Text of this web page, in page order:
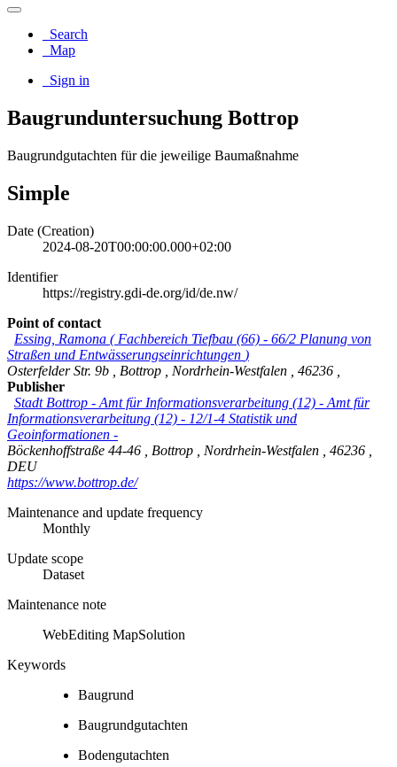
Search
Map
Sign in
Baugrunduntersuchung Bottrop
Baugrundgutachten für die jeweilige Baumaßnahme
Simple
Date (Creation)
2024-08-20T00:00:00.000+02:00
Identifier
https://registry.gdi-de.org/id/de.nw/
Point of contact
Essing, Ramona ( Fachbereich Tiefbau (66) - 66/2 Planung von
Straßen und Entwässerungseinrichtungen )
Osterfelder Str. 9b
Bottrop Nordrhein-Westfalen 46236
Publisher
Stadt Bottrop - Amt für Informationsverarbeitung (12) - Amt für
Informationsverarbeitung (12) - 12/1-4 Statistik und
Geoinformationen -
Böckenhoffstraße 44-46
Bottrop Nordrhein-Westfalen 46236
DEU
https://www.bottrop.de/
Maintenance and update frequency
Monthly
Update scope
Dataset
Maintenance note
WebEditing MapSolution
Keywords
Baugrund
Baugrundgutachten
Bodengutachten